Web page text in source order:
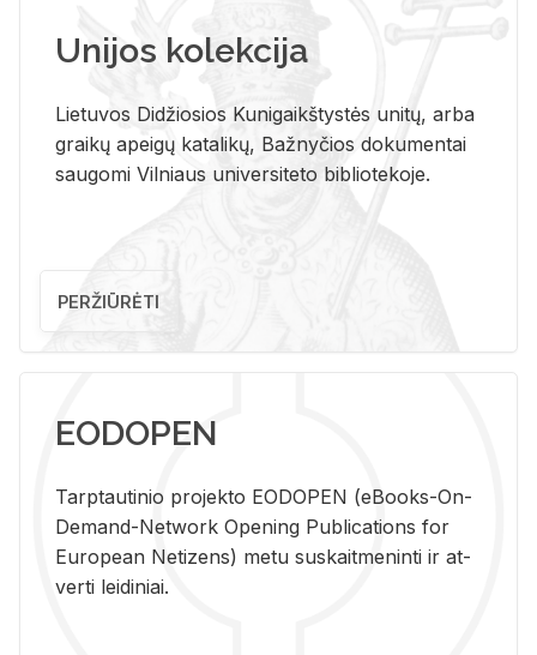
Unijos kolekcija
Lietuvos Didžiosios Kunigaikštystės unitų, arba
graikų apeigų katalikų, Bažnyčios dokumentai
saugomi Vilniaus universiteto bibliotekoje.
PERŽIŪRĖTI
EODOPEN
Tarp­tau­ti­nio pro­jek­to EO­DO­PEN (eBo­oks-On-
De­mand-Ne­twork Ope­ning Pub­li­ca­tions for
Eu­ro­pe­an Ne­ti­zens) metu su­skait­me­nin­ti ir at­
ver­ti lei­di­niai.